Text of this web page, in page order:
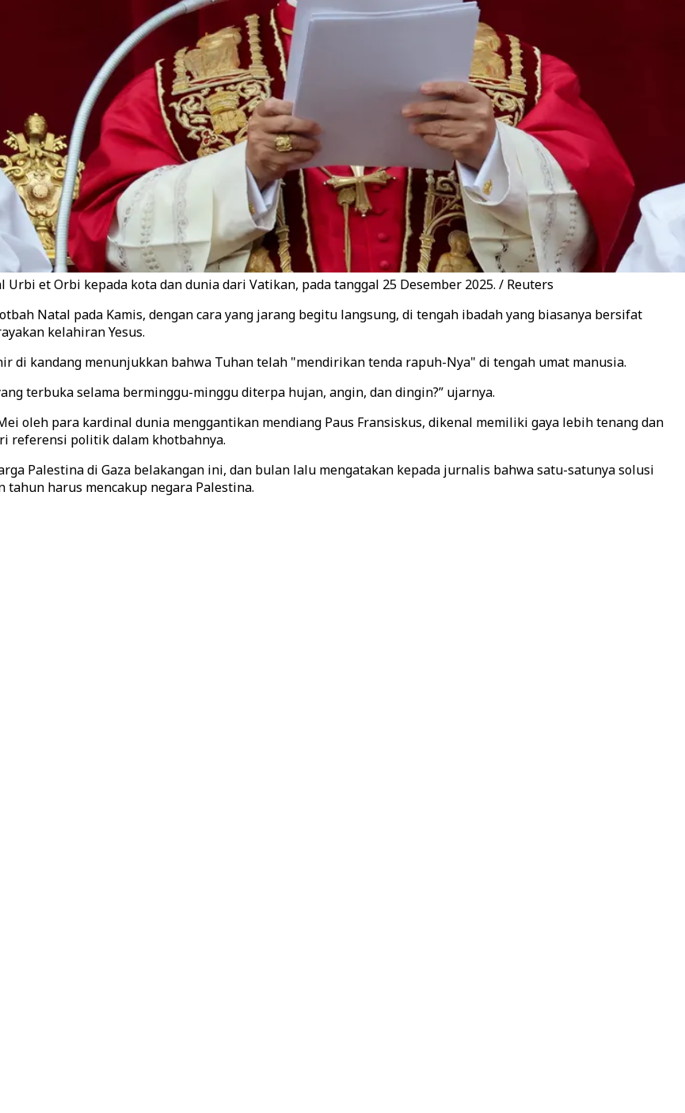
et Orbi kepada kota dan dunia dari Vatikan, pada tanggal 25 Desember 2025. / Reuters
Natal pada Kamis, dengan cara yang jarang begitu langsung, di tengah ibadah yang biasanya bersifat
kelahiran Yesus.
di kandang menunjukkan bahwa Tuhan telah "mendirikan tenda rapuh-Nya" di tengah umat manusia.
terbuka selama berminggu-minggu diterpa hujan, angin, dan dingin?” ujarnya.
oleh para kardinal dunia menggantikan mendiang Paus Fransiskus, dikenal memiliki gaya lebih tenang dan
referensi politik dalam khotbahnya.
Palestina di Gaza belakangan ini, dan bulan lalu mengatakan kepada jurnalis bahwa satu-satunya solusi
harus mencakup negara Palestina.